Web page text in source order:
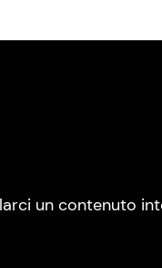
un contenuto